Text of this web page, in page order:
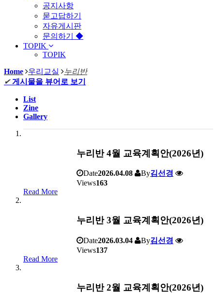
공지사항
묻고답하기
자유게시판
문의하기 ◆
TOPIK
TOPIK
Home 우리교실
누리반
✔ 게시물을 뷰어로 보기
List
Zine
Gallery
누리반 4월 교육계획안(2026년)
Date2026.04.08 By김선경
Views163
Read More
누리반 3월 교육계획안(2026년)
Date2026.03.04 By김선경
Views137
Read More
누리반 2월 교육계획안(2026년)